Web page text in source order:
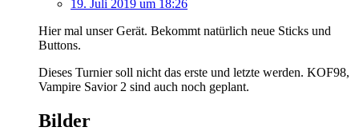
19. Juli 2019 um 18:26
Hier mal unser Gerät. Bekommt natürlich neue Sticks und
Buttons.
Dieses Turnier soll nicht das erste und letzte werden. KOF98,
Vampire Savior 2 sind auch noch geplant.
Bilder